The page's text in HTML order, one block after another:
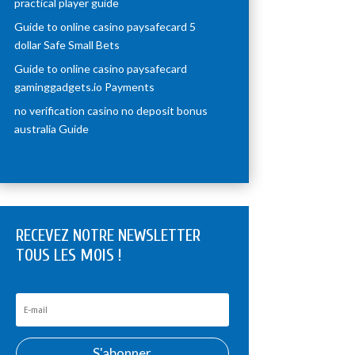
practical player guide
Guide to online casino paysafecard 5
dollar Safe Small Bets
Guide to online casino paysafecard
gaminggadgets.io Payments
no verification casino no deposit bonus
australia Guide
RECEVEZ NOTRE NEWSLETTER
TOUS LES MOIS !